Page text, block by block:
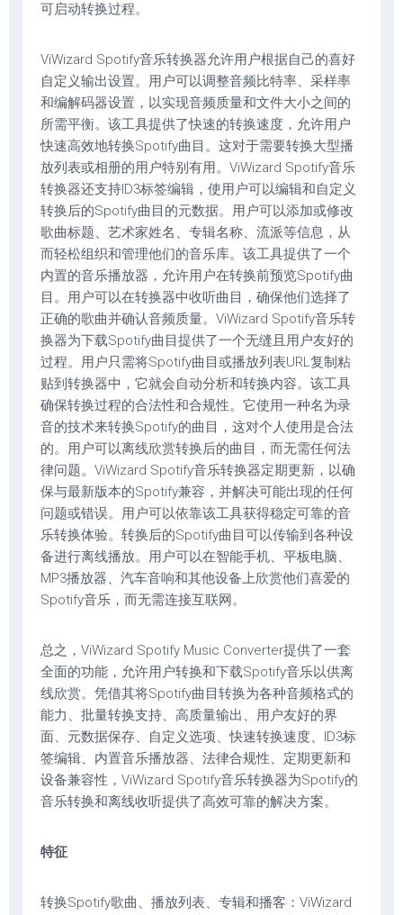
可启动转换过程。
ViWizard Spotify音乐转换器允许用户根据自己的喜好
自定义输出设置。用户可以调整音频比特率、采样率
和编解码器设置，以实现音频质量和文件大小之间的
所需平衡。该工具提供了快速的转换速度，允许用户
快速高效地转换Spotify曲目。这对于需要转换大型播
放列表或相册的用户特别有用。ViWizard Spotify音乐
转换器还支持ID3标签编辑，使用户可以编辑和自定义
转换后的Spotify曲目的元数据。用户可以添加或修改
歌曲标题、艺术家姓名、专辑名称、流派等信息，从
而轻松组织和管理他们的音乐库。该工具提供了一个
内置的音乐播放器，允许用户在转换前预览Spotify曲
目。用户可以在转换器中收听曲目，确保他们选择了
正确的歌曲并确认音频质量。ViWizard Spotify音乐转
换器为下载Spotify曲目提供了一个无缝且用户友好的
过程。用户只需将Spotify曲目或播放列表URL复制粘
贴到转换器中，它就会自动分析和转换内容。该工具
确保转换过程的合法性和合规性。它使用一种名为录
音的技术来转换Spotify的曲目，这对个人使用是合法
的。用户可以离线欣赏转换后的曲目，而无需任何法
律问题。ViWizard Spotify音乐转换器定期更新，以确
保与最新版本的Spotify兼容，并解决可能出现的任何
问题或错误。用户可以依靠该工具获得稳定可靠的音
乐转换体验。转换后的Spotify曲目可以传输到各种设
备进行离线播放。用户可以在智能手机、平板电脑、
MP3播放器、汽车音响和其他设备上欣赏他们喜爱的
Spotify音乐，而无需连接互联网。
总之，ViWizard Spotify Music Converter提供了一套
全面的功能，允许用户转换和下载Spotify音乐以供离
线欣赏。凭借其将Spotify曲目转换为各种音频格式的
能力、批量转换支持、高质量输出、用户友好的界
面、元数据保存、自定义选项、快速转换速度、ID3标
签编辑、内置音乐播放器、法律合规性、定期更新和
设备兼容性，ViWizard Spotify音乐转换器为Spotify的
音乐转换和离线收听提供了高效可靠的解决方案。
特征
转换Spotify歌曲、播放列表、专辑和播客：ViWizard